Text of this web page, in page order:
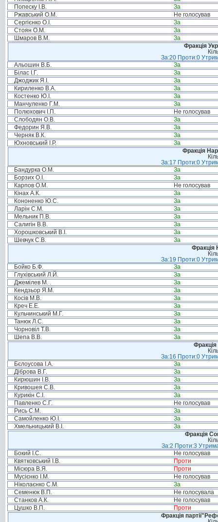
Попеску І.В.
За
Ржавський О.М.
Не голосував
Сергієнко О.І.
За
Стоян О.М.
За
Шмаров В.М.
За
Фракція
За:20 Проти:0
Альошин В.Б.
За
Білас І.Г.
За
Джоджик Я.І.
За
Кириленко В.А.
За
Костенко Ю.І.
За
Манчуленко Г.М.
За
Полюхович І.П.
Не голосував
Слободян О.В.
За
Федорин Я.В.
За
Черняк В.К.
За
Юхновський І.Р.
За
Фракція
За:17 Проти:0
Бандурка О.М.
За
Борзих О.І.
За
Карпов О.М.
Не голосував
Кінах А.К.
За
Кононенко Ю.С.
За
Ларін С.М.
За
Мельник П.В.
За
Салигін В.В.
За
Хорошковський В.І.
За
Шевчук С.В.
За
Фракція
За:19 Проти:0
Бойко Б.Ф.
За
Глухівський Л.Й.
За
Джемілев М. .
За
Кендзьор Я.М.
За
Косів М.В.
За
Креч Е.Е.
За
Кульчинський М.Г.
За
Танюк Л.С.
За
Чорновіл Т.В.
За
Шепа В.В.
За
Фракція
За:16 Проти:0
Бєлоусова І.А.
За
Діброва В.Г.
За
Кирюшин І.В.
За
Кривошея С.В.
За
Курикін С.І.
За
Павленко С.Г.
Не голосував
Рись С.М.
За
Самойленко Ю.І.
За
Хмельницький В.І.
За
Фракція
За:2 Проти:3
Бокий І.С.
Не голосував
Квятковський І.В.
Проти
Місюра В.Я.
Проти
Мусієнко І.М.
Не голосував
Ніколаєнко С.М.
За
Семенюк В.П.
Не голосувала
Станков А.К.
Не голосував
Цушко В.П.
Проти
Фракція